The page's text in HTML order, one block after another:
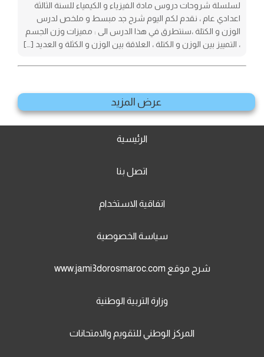
لسلسلة شروحات دروس مادة الفيزياء و الكيمياء للسنة الثالثة
اعدادي عام ، نقدم لكم اليوم شرح جد مبسط و ملخص لدرس
الوزن و الكتلة ،سنتطرق في هذا الدرس الى : مميزات وزن الجسم
، التمييز بين الوزن و الكتلة ، العلاقة بين الوزن و الكثلة و العديد […]
عرض المزيد
الرئيسية
اتصل بنا
اتفاقية الاستخدام
سياسة الخصوصية
شرح موقع www.jami3dorosmaroc.com
وزارة التربية الوطنية
المركز الوطني للتقويم والامتحانات